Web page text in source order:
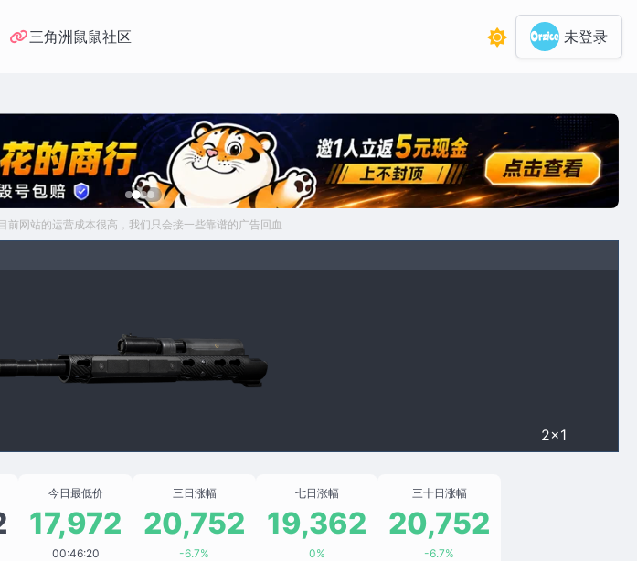
三角洲鼠鼠社区 未登录
目前网站的运营成本很高，我们只会接一些靠谱的广告回血
2×1
今日最低价
17,972
00:46:20
三日涨幅
20,752
-6.7%
七日涨幅
19,362
0%
三十日涨幅
20,752
-6.7%